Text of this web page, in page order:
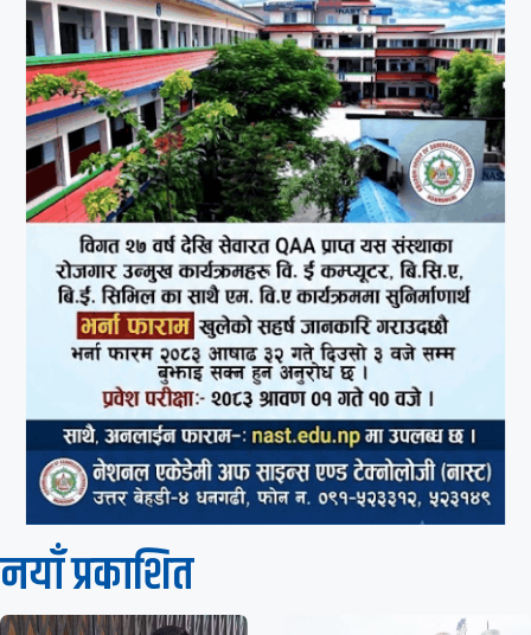
नयाँ प्रकाशित